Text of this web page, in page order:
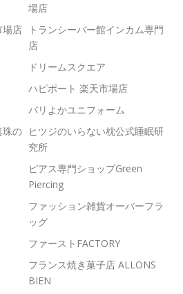
場店
場店
トランシーバー館インカム専門
店
ドリームスクエア
ハピポート 楽天市場店
バリよかユニフォーム
珠の ヒツジのいらない枕公式睡眠研
究所
ピアス専門ショップGreen
Piercing
ファッション雑貨オーバーフラ
ッグ
ファーストFACTORY
フランス焼き菓子店 ALLONS
BIEN